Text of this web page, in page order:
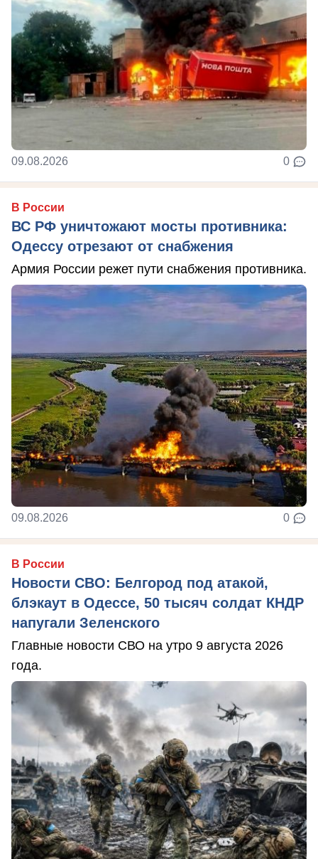
09.08.2026 0
В России
ВС РФ уничтожают мосты противника:
Одессу отрезают от снабжения
Армия России режет пути снабжения противника.
09.08.2026 0
В России
Новости СВО: Белгород под атакой,
блэкаут в Одессе, 50 тысяч солдат КНДР
напугали Зеленского
Главные новости СВО на утро 9 августа 2026
года.